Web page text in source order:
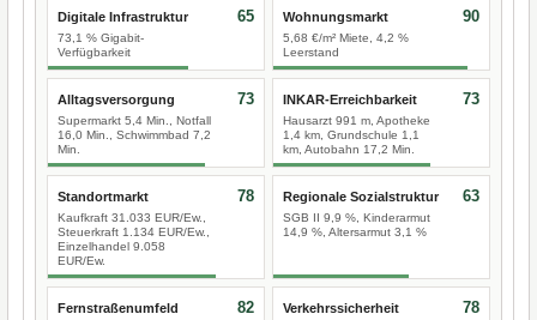
Digitale Infrastruktur
73,1 % Gigabit-
Verfügbarkeit
65 Wohnungsmarkt
5,68 €/m² Miete, 4,2 %
Leerstand
90
Alltagsversorgung
Supermarkt 5,4 Min., Notfall
16,0 Min., Schwimmbad 7,2
Min.
73 INKAR-Erreichbarkeit
Hausarzt 991 m, Apotheke
1,4 km, Grundschule 1,1
km, Autobahn 17,2 Min.
73
Standortmarkt
Kaufkraft 31.033 EUR/Ew.,
Steuerkraft 1.134 EUR/Ew.,
Einzelhandel 9.058
EUR/Ew.
78 Regionale Sozialstruktur
SGB II 9,9 %, Kinderarmut
14,9 %, Altersarmut 3,1 %
63
Fernstraßenumfeld 82 Verkehrssicherheit 78